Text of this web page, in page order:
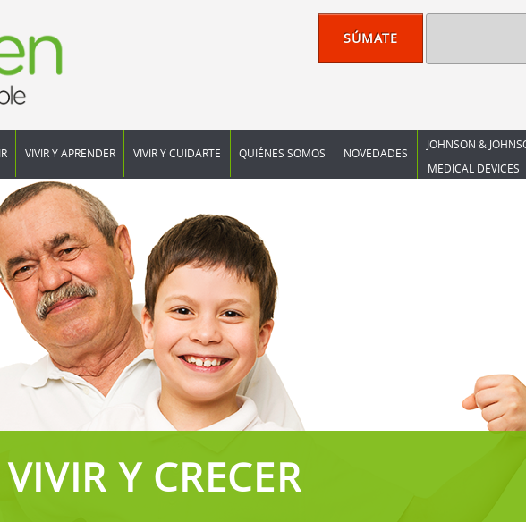
SÚMATE
VIVIR Y APRENDER VIVIR Y CUIDARTE QUIÉNES SOMOS NOVEDADES
JOHNSON &
MEDICAL DEVICES
VIVIR Y CRECER